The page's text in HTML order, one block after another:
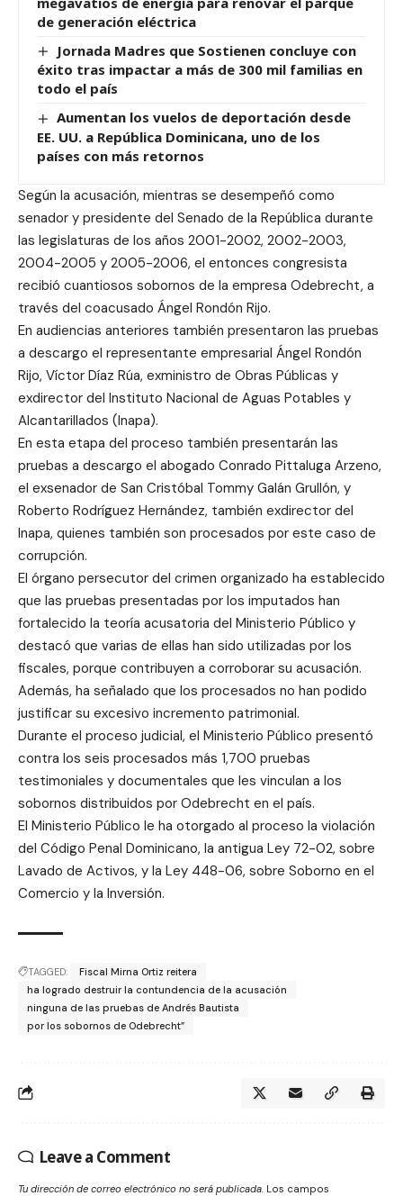
de generación eléctrica
Jornada Madres que Sostienen concluye con
éxito tras impactar a más de 300 mil familias en
todo el país
Aumentan los vuelos de deportación desde
EE. UU. a República Dominicana, uno de los
países con más retornos
Según la acusación, mientras se desempeñó como
senador y presidente del Senado de la República durante
las legislaturas de los años 2001-2002, 2002-2003,
2004-2005 y 2005-2006, el entonces congresista
recibió cuantiosos sobornos de la empresa Odebrecht, a
través del coacusado Ángel Rondón Rijo.
En audiencias anteriores también presentaron las pruebas
a descargo el representante empresarial Ángel Rondón
Rijo, Víctor Díaz Rúa, exministro de Obras Públicas y
exdirector del Instituto Nacional de Aguas Potables y
Alcantarillados (Inapa).
En esta etapa del proceso también presentarán las
pruebas a descargo el abogado Conrado Pittaluga Arzeno,
el exsenador de San Cristóbal Tommy Galán Grullón, y
Roberto Rodríguez Hernández, también exdirector del
Inapa, quienes también son procesados por este caso de
corrupción.
El órgano persecutor del crimen organizado ha establecido
que las pruebas presentadas por los imputados han
fortalecido la teoría acusatoria del Ministerio Público y
destacó que varias de ellas han sido utilizadas por los
fiscales, porque contribuyen a corroborar su acusación.
Además, ha señalado que los procesados no han podido
justificar su excesivo incremento patrimonial.
Durante el proceso judicial, el Ministerio Público presentó
contra los seis procesados más 1,700 pruebas
testimoniales y documentales que les vinculan a los
sobornos distribuidos por Odebrecht en el país.
El Ministerio Público le ha otorgado al proceso la violación
del Código Penal Dominicano, la antigua Ley 72-02, sobre
Lavado de Activos, y la Ley 448-06, sobre Soborno en el
Comercio y la Inversión.
TAGGED:
Fiscal Mirna Ortiz reitera
ha logrado destruir la contundencia de la acusación
ninguna de las pruebas de Andrés Bautista
por los sobornos de Odebrecht”
Leave a Comment
Tu dirección de correo electrónico no será publicada. Los campos